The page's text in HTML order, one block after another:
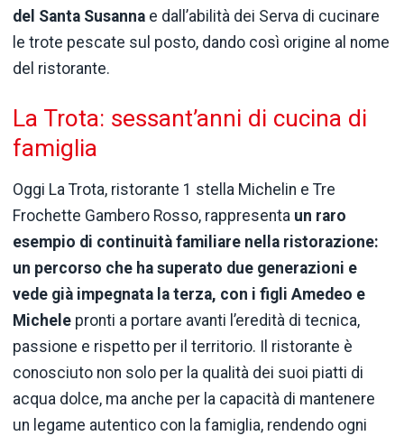
del Santa Susanna e dall’abilità dei Serva di cucinare
le trote pescate sul posto, dando così origine al nome
del ristorante.
La Trota: sessant’anni di cucina di
famiglia
Oggi La Trota, ristorante 1 stella Michelin e Tre
Frochette Gambero Rosso, rappresenta un raro
esempio di continuità familiare nella ristorazione:
un percorso che ha superato due generazioni e
vede già impegnata la terza, con i figli Amedeo e
Michele pronti a portare avanti l’eredità di tecnica,
passione e rispetto per il territorio. Il ristorante è
conosciuto non solo per la qualità dei suoi piatti di
acqua dolce, ma anche per la capacità di mantenere
un legame autentico con la famiglia, rendendo ogni